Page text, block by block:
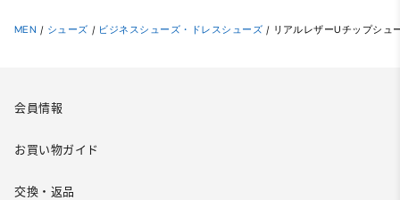
MEN / シューズ / ビジネスシューズ・ドレスシューズ / リアルレザーUチップシュ
会員情報
お買い物ガイド
交換・返品